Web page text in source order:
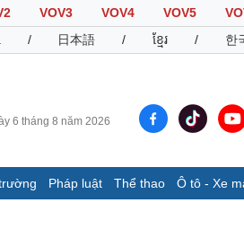
VOV3 VOV4 VOV5
/ 日本語 / ខ្មែរ / 한
6 tháng 8 năm 2026
Pháp luật Thể thao Ô tô - Xe